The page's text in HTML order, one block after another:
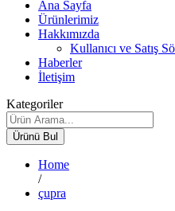
Ana Sayfa
Ürünlerimiz
Hakkımızda
Kullanıcı ve Satış
Haberler
İletişim
Kategoriler
Ürünü Bul
Home
/
çupra